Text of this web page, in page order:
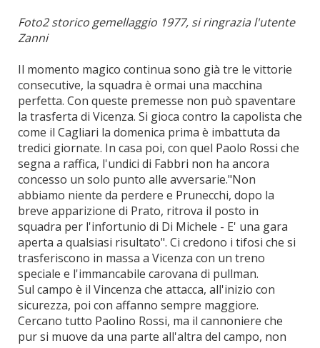
Foto2 storico gemellaggio 1977, si ringrazia l'utente
Zanni
Il momento magico continua sono già tre le vittorie
consecutive, la squadra è ormai una macchina
perfetta. Con queste premesse non può spaventare
la trasferta di Vicenza. Si gioca contro la capolista che
come il Cagliari la domenica prima è imbattuta da
tredici giornate. In casa poi, con quel Paolo Rossi che
segna a raffica, l'undici di Fabbri non ha ancora
concesso un solo punto alle avversarie."Non
abbiamo niente da perdere e Prunecchi, dopo la
breve apparizione di Prato, ritrova il posto in
squadra per l'infortunio di Di Michele - E' una gara
aperta a qualsiasi risultato". Ci credono i tifosi che si
trasferiscono in massa a Vicenza con un treno
speciale e l'immancabile carovana di pullman.
Sul campo è il Vincenza che attacca, all'inizio con
sicurezza, poi con affanno sempre maggiore.
Cercano tutto Paolino Rossi, ma il cannoniere che
pur si muove da una parte all'altra del campo, non